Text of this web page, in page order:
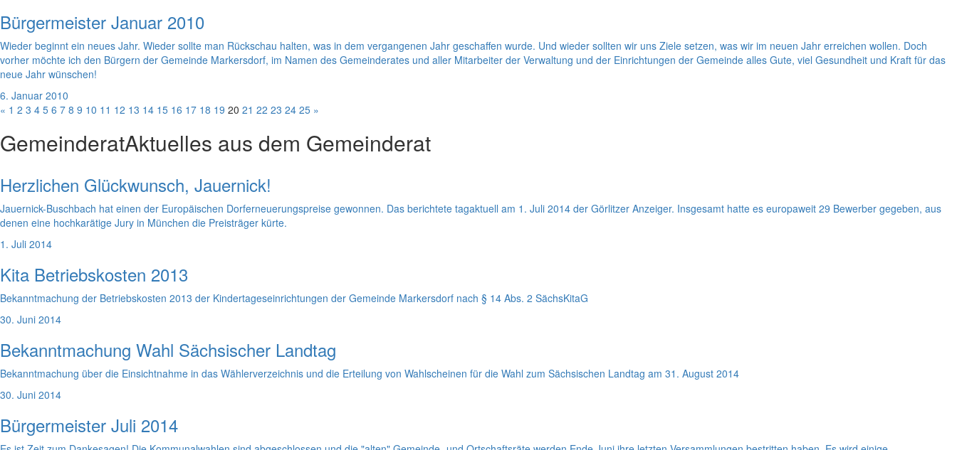
Bürgermeister Januar 2010
Wieder beginnt ein neues Jahr. Wieder sollte man Rückschau halten, was in dem vergangenen Jahr geschaffen wurde. Und wieder sollten wir uns Ziele setzen, was wir im neuen Jahr erreichen wollen. Doch
vorher möchte ich den Bürgern der Gemeinde Markersdorf, im Namen des Gemeinderates und aller Mitarbeiter der Verwaltung und der Einrichtungen der Gemeinde alles Gute, viel Gesundheit und Kraft für das
neue Jahr wünschen!
6. Januar 2010
« 1 2 3 4 5 6 7 8 9 10 11 12 13 14 15 16 17 18 19 20 21 22 23 24 25 »
GemeinderatAktuelles aus dem Gemeinderat
Herzlichen Glückwunsch, Jauernick!
Jauernick-Buschbach hat einen der Europäischen Dorferneuerungspreise gewonnen. Das berichtete tagaktuell am 1. Juli 2014 der Görlitzer Anzeiger. Insgesamt hatte es europaweit 29 Bewerber gegeben, aus
denen eine hochkarätige Jury in München die Preisträger kürte.
1. Juli 2014
Kita Betriebskosten 2013
Bekanntmachung der Betriebskosten 2013 der Kindertageseinrichtungen der Gemeinde Markersdorf nach § 14 Abs. 2 SächsKitaG
30. Juni 2014
Bekanntmachung Wahl Sächsischer Landtag
Bekanntmachung über die Einsichtnahme in das Wählerverzeichnis und die Erteilung von Wahlscheinen für die Wahl zum Sächsischen Landtag am 31. August 2014
30. Juni 2014
Bürgermeister Juli 2014